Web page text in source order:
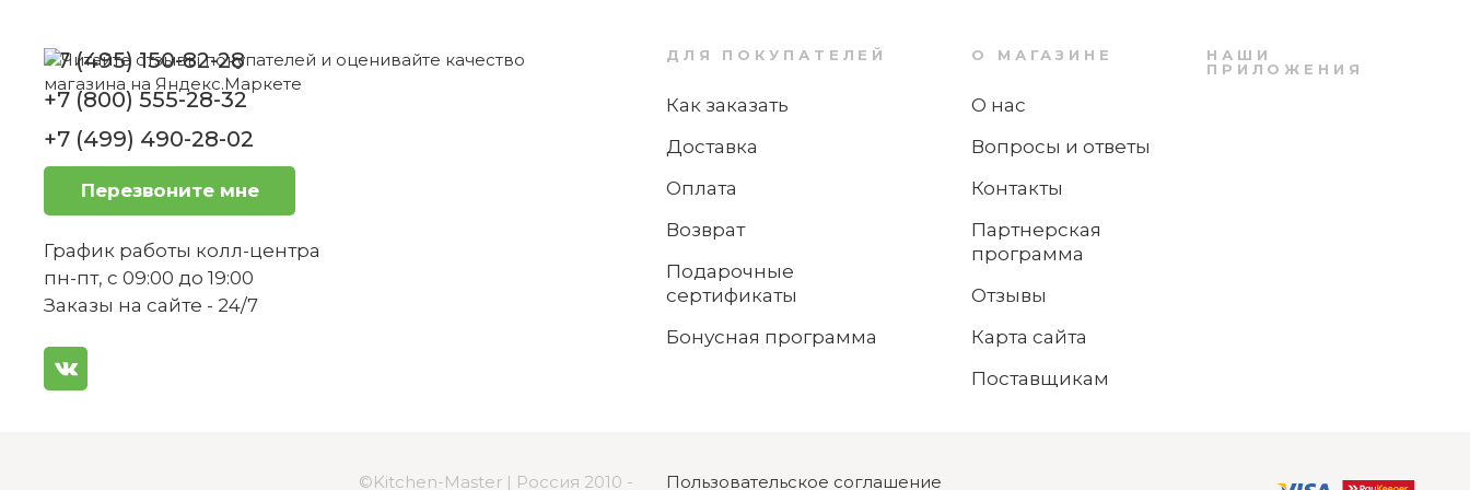
Нет в наличии
Набор ножей 6 предметов Spitzenklasse
Нет в наличии
1
Нож для нарезки 14 см Spitzenklasse Plus
Набор ножей 6 предметов Spitzenklasse
Plus WMF
Нет в наличии
Можно ли использовать этот нож для нарезки овощей?
Является ли нож кованым?
+7 (495) 150-82-28
+7 (800) 555-28-32
+7 (499) 490-28-02
Перезвоните мне
График работы колл-центра
пн-пт, с 09:00 до 19:00
Заказы на сайте - 24/7
ДЛЯ ПОКУПАТЕЛЕЙ
Как заказать
Доставка
Оплата
Возврат
Подарочные
сертификаты
Бонусная программа
О МАГАЗИНЕ
О нас
Вопросы и ответы
Контакты
Партнерская
программа
Отзывы
Карта сайта
Поставщикам
НАШИ
ПРИЛОЖЕНИЯ
©Kitchen-Master | Россия 2010 - Пользовательское соглашение